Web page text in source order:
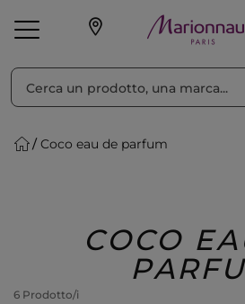
Make-up Profumi
Coco eau de parfum
COCO
6 Prodotto/i
Ordina per